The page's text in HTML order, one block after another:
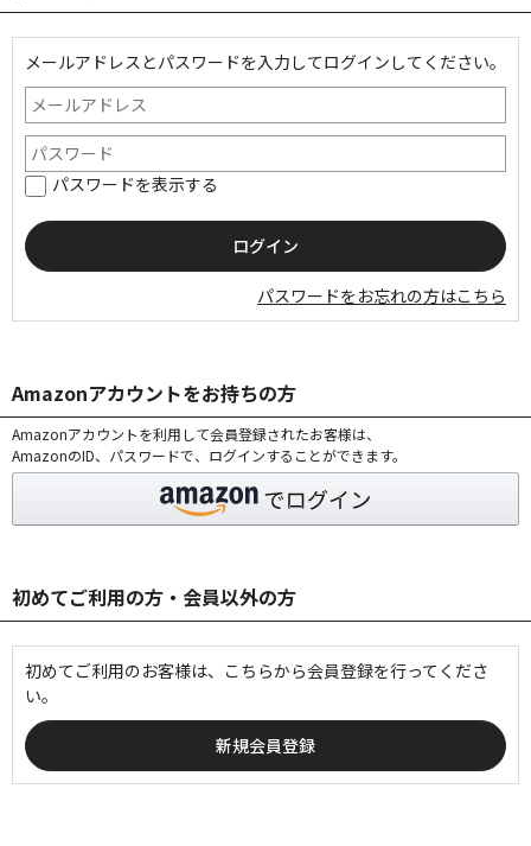
メールアドレスとパスワードを入力してログインしてください。
パスワードを表示する
パスワードをお忘れの方はこちら
Amazonアカウントをお持ちの方
Amazonアカウントを利用して会員登録されたお客様は、
AmazonのID、パスワードで、ログインすることができます。
初めてご利用の方・会員以外の方
初めてご利用のお客様は、こちらから会員登録を行ってくださ
い。